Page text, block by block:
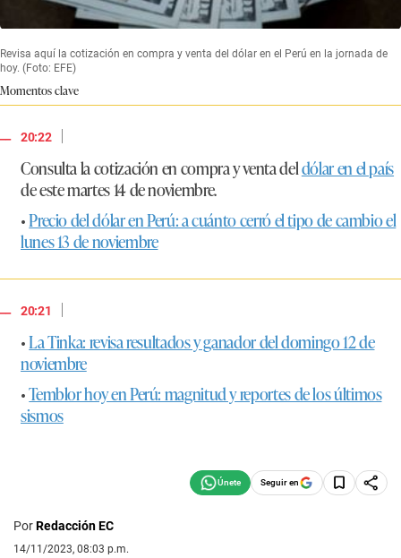
Revisa aquí la cotización en compra y venta del dólar en el Perú en la jornada de
hoy. (Foto: EFE)
Momentos clave
20:22
|
Consulta la cotización en compra y venta deldólar en el país
de este martes 14 de noviembre.
•Precio del dólar en Perú: a cuánto cerró el tipo de cambio el
lunes 13 de noviembre
20:21
|
•La Tinka: revisa resultados y ganador del domingo 12 de
noviembre
•Temblor hoy en Perú: magnitud y reportes de los últimos
sismos
Seguir en
PorRedacción EC
14/11/2023, 08:03 p.m.